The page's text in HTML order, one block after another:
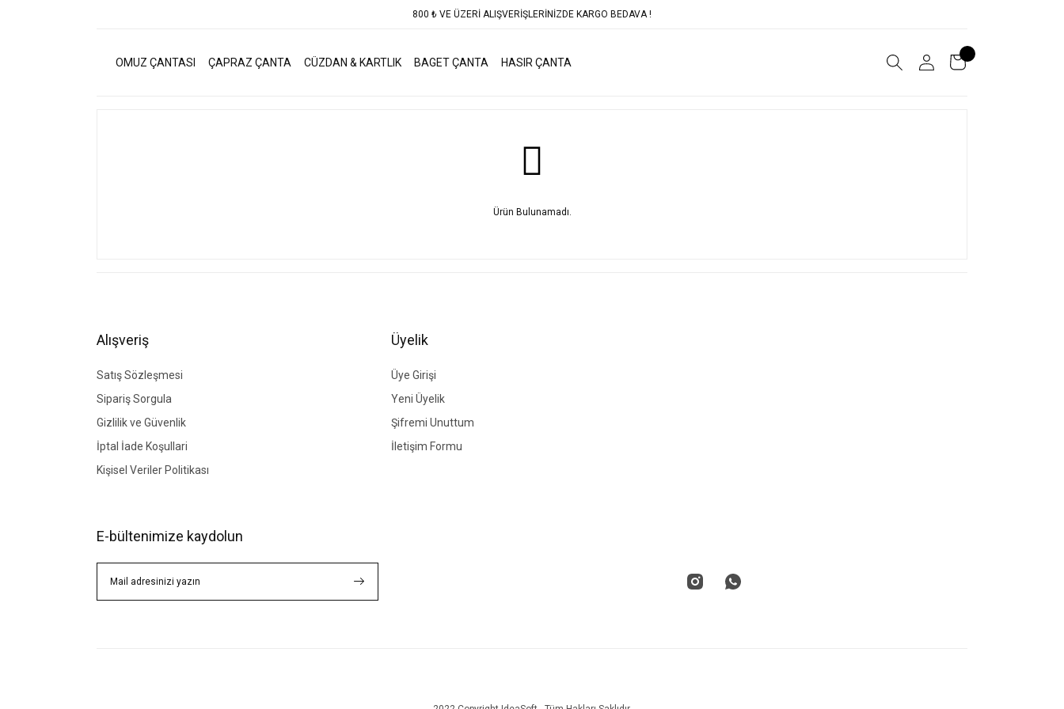
800 ₺ VE ÜZERİ ALIŞVERİŞLERİNİZDE KARGO BEDAVA !
OMUZ ÇANTASI ÇAPRAZ ÇANTA CÜZDAN & KARTLIK BAGET ÇANTA HASIR ÇANTA
Ürün Bulunamadı.
Alışveriş
Satış Sözleşmesi
Sipariş Sorgula
Gizlilik ve Güvenlik
İptal İade Koşullari
Kişisel Veriler Politikası
Üyelik
Üye Girişi
Yeni Üyelik
Şifremi Unuttum
İletişim Formu
E-bültenimize kaydolun